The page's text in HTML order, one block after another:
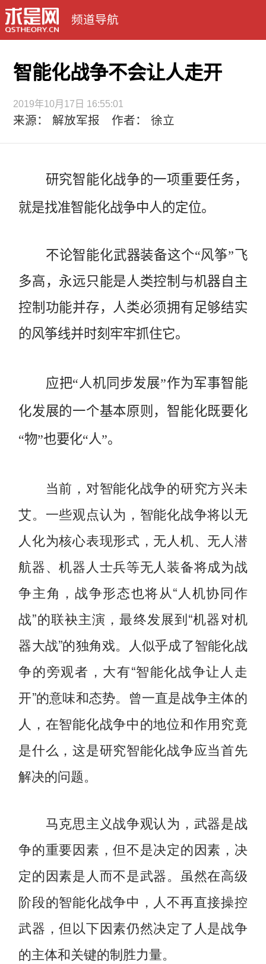
频道导航
智能化战争不会让人走开
2019年10月17日 16:55:01
来源： 解放军报 作者： 徐立
研究智能化战争的一项重要任务，
就是找准智能化战争中人的定位。
不论智能化武器装备这个“风筝”飞
多高，永远只能是人类控制与机器自主
控制功能并存，人类必须拥有足够结实
的风筝线并时刻牢牢抓住它。
应把“人机同步发展”作为军事智能
化发展的一个基本原则，智能化既要化
“物”也要化“人”。
当前，对智能化战争的研究方兴未
艾。一些观点认为，智能化战争将以无
人化为核心表现形式，无人机、无人潜
航器、机器人士兵等无人装备将成为战
争主角，战争形态也将从“人机协同作
战”的联袂主演，最终发展到“机器对机
器大战”的独角戏。人似乎成了智能化战
争的旁观者，大有“智能化战争让人走
开”的意味和态势。曾一直是战争主体的
人，在智能化战争中的地位和作用究竟
是什么，这是研究智能化战争应当首先
解决的问题。
马克思主义战争观认为，武器是战
争的重要因素，但不是决定的因素，决
定的因素是人而不是武器。虽然在高级
阶段的智能化战争中，人不再直接操控
武器，但以下因素仍然决定了人是战争
的主体和关键的制胜力量。